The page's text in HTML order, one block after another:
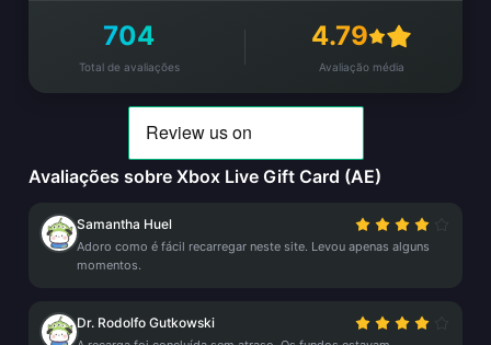
704
Total de avaliações
4.79
Avaliação média
Avaliações sobre Xbox Live Gift Card (AE)
Samantha Huel
Adoro como é fácil recarregar neste site. Levou apenas alguns
momentos.
Dr. Rodolfo Gutkowski